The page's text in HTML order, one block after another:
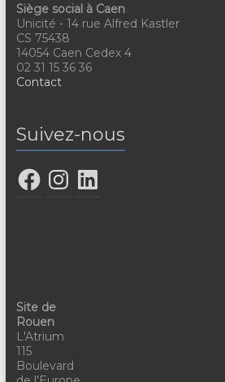
Siège social à Caen
Unicité - 14 rue Alfred Kastler
CS 75438
14054 Caen Cedex 4
02 31 15 36 36
Contact
Suivez-nous
Site de
Rouen
L'Atrium
115
Boulevard